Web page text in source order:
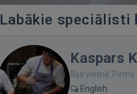
Labākie speciālisti
Kaspars
Bija vietnē: Pirms
English